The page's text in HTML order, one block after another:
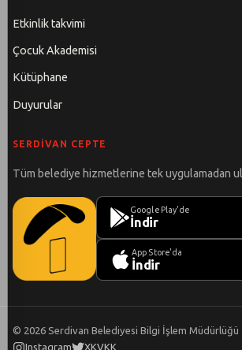
Etkinlik takvimi
Çocuk Akademisi
Kütüphane
Duyurular
SERDIVAN CEPTE
Tüm belediye hizmetlerine tek uygulamadan
Google Play'de
İndir
App Store'da
İndir
© 2026 Serdivan Belediyesi Bilgi İşlem Müdürlüğü
Instagram
XKVKK